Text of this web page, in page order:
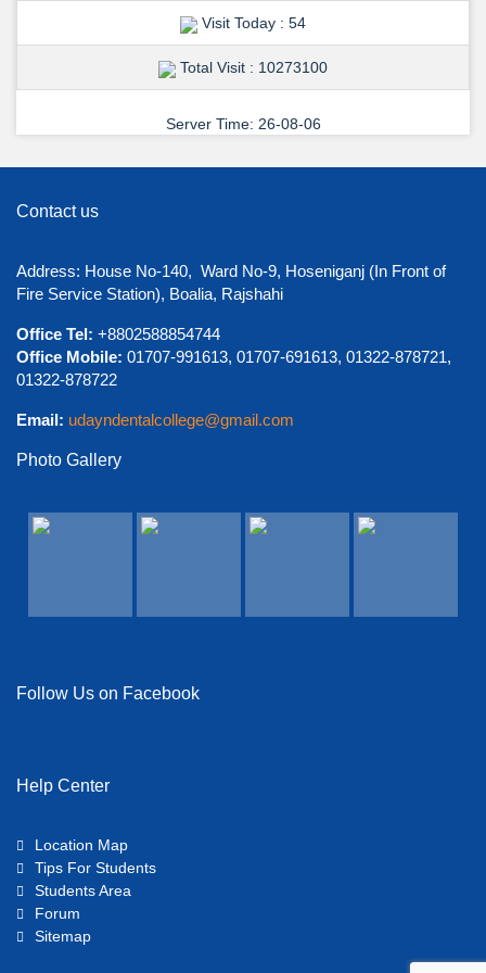
View Details →
Visit Today : 54
Total Visit : 10273100
Server Time: 26-08-06
Contact us
Address: House No-140, Ward No-9, Hoseniganj (In Front of
Fire Service Station), Boalia, Rajshahi
Office Tel: +8802588854744
Office Mobile: 01707-991613, 01707-691613, 01322-878721,
01322-878722
Email: udayndentalcollege@gmail.com
Photo Gallery
Follow Us on Facebook
Help Center
Location Map
Tips For Students
Students Area
Forum
Sitemap